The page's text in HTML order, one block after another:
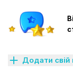
Додати свій